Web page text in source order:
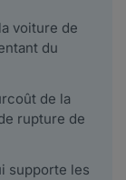
voiture de
du
de la
rupture de
supporte les